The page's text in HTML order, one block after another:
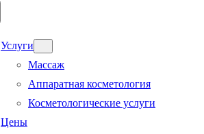
Услуги
Массаж
Аппаратная косметология
Косметологические услуги
Цены